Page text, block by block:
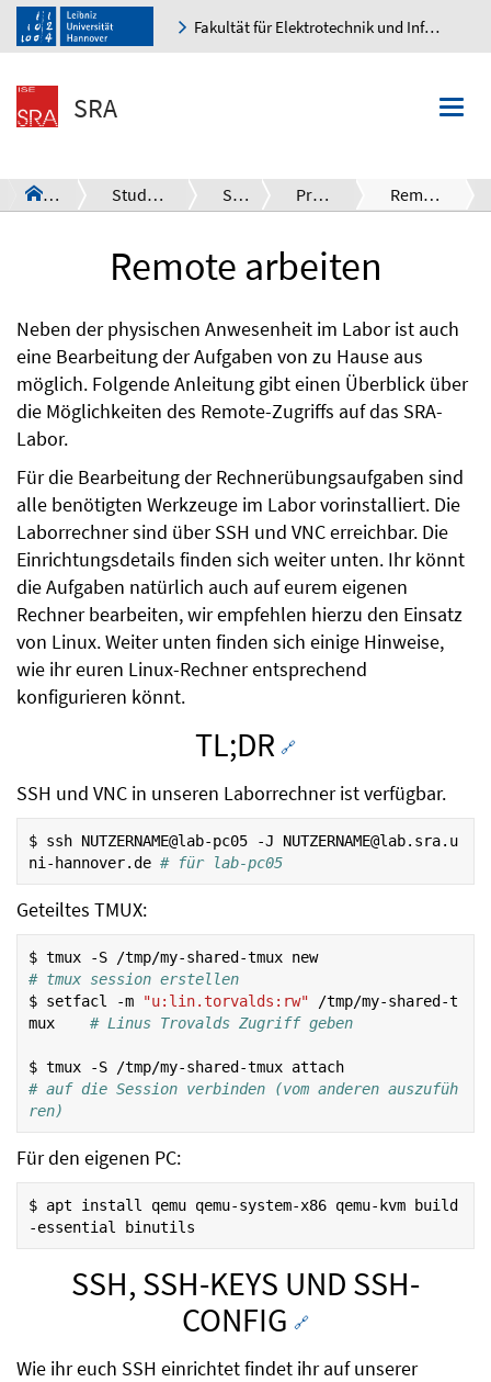
Fakultät für Elektrotechnik und Informatik
SRA
a SRA Studies Overview SS26 Projekt SRA Remote arbeiten
Remote arbeiten
Neben der physischen Anwesenheit im Labor ist auch
eine Bearbeitung der Aufgaben von zu Hause aus
möglich. Folgende Anleitung gibt einen Überblick über
die Möglichkeiten des Remote-Zugriffs auf das SRA-
Labor.
Für die Bearbeitung der Rechnerübungsaufgaben sind
alle benötigten Werkzeuge im Labor vorinstalliert. Die
Laborrechner sind über SSH und VNC erreichbar. Die
Einrichtungsdetails finden sich weiter unten. Ihr könnt
die Aufgaben natürlich auch auf eurem eigenen
Rechner bearbeiten, wir empfehlen hierzu den Einsatz
von Linux. Weiter unten finden sich einige Hinweise,
wie ihr euren Linux-Rechner entsprechend
konfigurieren könnt.
TL;DR 🔗
SSH und VNC in unseren Laborrechner ist verfügbar.
$ ssh NUTZERNAME@lab-pc05 -J
NUTZERNAME@lab.sra.u
ni-hannover.de # für lab-pc05
Geteiltes TMUX:
$ tmux -S /tmp/my-shared-tmux new
# tmux session erstellen
$ setfacl -m "u:lin.torvalds:rw"
/tmp/my-shared-t
mux
# Linus Trovalds Zugriff geben
$ tmux -S /tmp/my-shared-tmux attach
# auf die Session verbinden (vom anderen auszufüh
ren)
Für den eigenen PC:
$ apt install qemu qemu-system-x86 qemu-kvm build
-essential
SSH, SSH-KEYS UND SSH-
CONFIG 🔗
Wie ihr euch SSH einrichtet findet ihr auf unserer